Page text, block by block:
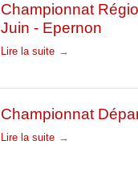
Championnat
Juin - Epernon
Lire la suite
Championnat
Lire la suite